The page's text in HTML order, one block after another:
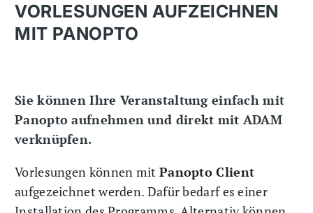
VORLESUNGEN AUFZEICHNEN
MIT PANOPTO
Sie können Ihre Veranstaltung einfach mit
Panopto aufnehmen und direkt mit ADAM
verknüpfen.
Vorlesungen können mit Panopto Client
aufgezeichnet werden. Dafür bedarf es einer